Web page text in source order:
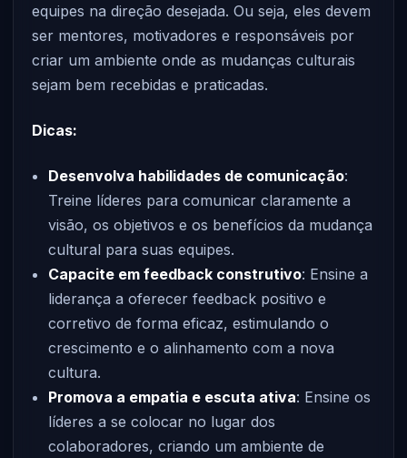
equipes na direção desejada. Ou seja, eles devem
ser mentores, motivadores e responsáveis por
criar um ambiente onde as mudanças culturais
sejam bem recebidas e praticadas.
Dicas:
Desenvolva habilidades de comunicação:
Treine líderes para comunicar claramente a
visão, os objetivos e os benefícios da mudança
cultural para suas equipes.
Capacite em feedback construtivo: Ensine a
liderança a oferecer feedback positivo e
corretivo de forma eficaz, estimulando o
crescimento e o alinhamento com a nova
cultura.
Promova a empatia e escuta ativa: Ensine os
líderes a se colocar no lugar dos
colaboradores, criando um ambiente de